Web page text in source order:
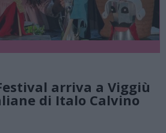
arriva a Viggiù
di Italo Calvino